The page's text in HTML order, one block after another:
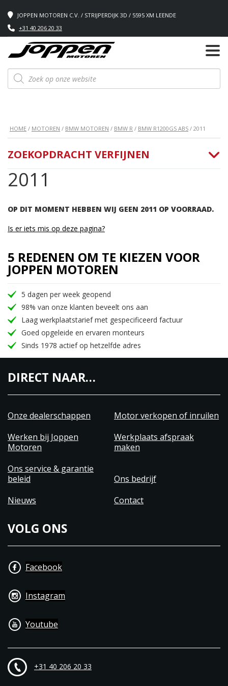
JOPPEN MOTOREN C.V. / STRIJPERDIJK 3D / 5595 XM LEENDE
+31 40 206 20 33
Producten
zoeken
HOME / MOTOREN / BMW MOTOREN / BMW R / BMW R1200GS ABS / 2011
2011
OP DIT MOMENT HEBBEN WIJ GEEN 2011 OP VOORRAAD.
ZOEKOPDRACHT VERFIJNEN
Is er iets mis op deze pagina?
5 REDENEN OM TE KIEZEN VOOR
JOPPEN MOTOREN
5 dagen per week geopend
98% van onze klanten beveelt ons aan
Laag werkplaatstarief met gespecificeerd factuur
Goed opgeleide en ervaren monteurs
Sinds 1978 actief op hetzelfde adres
DIRECT NAAR…
Onze dealerschappen
Motor verkopen of inruilen
Werken bij Joppen
Motoren
Werkplaats afspraak
maken
Ons service & garantie
beleid
Ons bedrijf
Nieuws
Contact
VOLG ONS
Facebook
Instagram
Youtube
+31 40 206 20 33